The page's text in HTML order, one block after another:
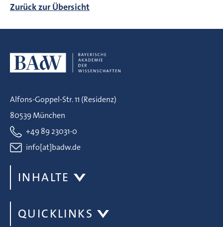
Zurück zur Übersicht
Alfons-Goppel-Str. 11 (Residenz)
80539 München
+49 89 23031-0
info[at]badw.de
INHALTE
QUICKLINKS